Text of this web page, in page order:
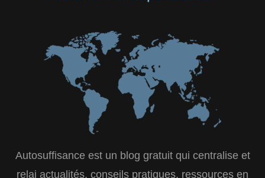
Autosuffisance est un blog gratuit qui centralise et
relai actualités, conseils pratiques, ressources en